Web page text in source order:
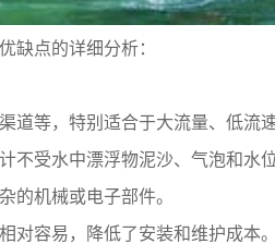
缺点的详细分析：
等，特别适合于大流量、低流
受水中漂浮物泥沙、气泡和水
的机械或电子部件。
对容易，降低了安装和维护成